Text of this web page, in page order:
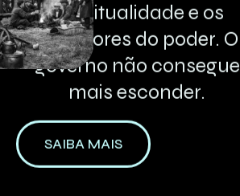
espiritualidade e os
bastidores do poder. O
governo não consegue
mais esconder.
SAIBA MAIS